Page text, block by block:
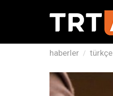
haberler türkçe